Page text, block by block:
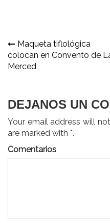
Navegación
de
Maqueta tiflológica
colocan en Convento de
Merced
DEJANOS UN
Your email address will
are marked with *.
Comentarios